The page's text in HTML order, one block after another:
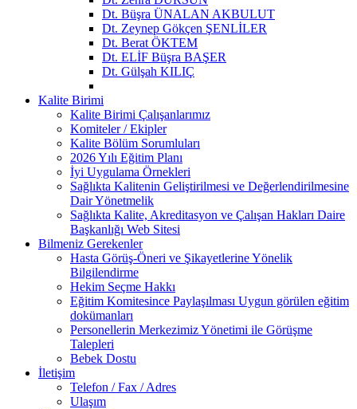
Dt. Büşra ÜNALAN AKBULUT
Dt. Zeynep Gökçen ŞENLİLER
Dt. Berat ÖKTEM
Dt. ELİF Büşra BAŞER
Dt. Gülşah KILIÇ
Kalite Birimi
Kalite Birimi Çalışanlarımız
Komiteler / Ekipler
Kalite Bölüm Sorumluları
2026 Yılı Eğitim Planı
İyi Uygulama Örnekleri
Sağlıkta Kalitenin Geliştirilmesi ve Değerlendirilmesine
Dair Yönetmelik
Sağlıkta Kalite, Akreditasyon ve Çalışan Hakları Daire
Başkanlığı Web Sitesi
Bilmeniz Gerekenler
Hasta Görüş-Öneri ve Şikayetlerine Yönelik
Bilgilendirme
Hekim Seçme Hakkı
Eğitim Komitesince Paylaşılması Uygun görülen eğitim
dokümanları
Personellerin Merkezimiz Yönetimi ile Görüşme
Talepleri
Bebek Dostu
İletişim
Telefon / Fax / Adres
Ulaşım